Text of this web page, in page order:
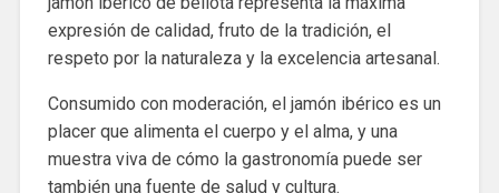
expresión de calidad, fruto de la tradición, el
respeto por la naturaleza y la excelencia artesanal.
Consumido con moderación, el jamón ibérico es un
placer que alimenta el cuerpo y el alma, y una
muestra viva de cómo la gastronomía puede ser
también una fuente de salud y cultura.